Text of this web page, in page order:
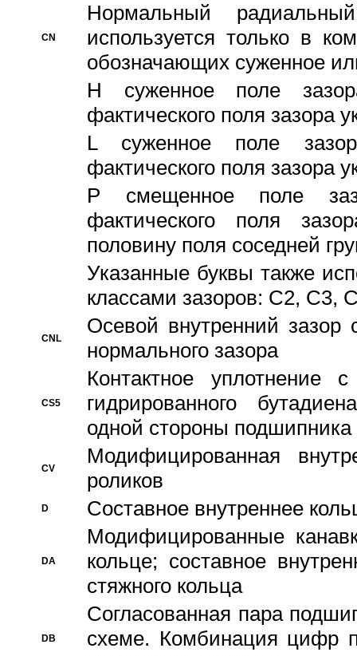
CN
Hормальный
используется только в
обозначающих суженное
H суженное поле
фактического поля зазора
L суженное поле
фактического поля зазора
P смещенное поле
фактического поля
половину поля соседней
Указанные буквы также
классами зазоров: С2,
CNL
Осевой внутренний зазор
нормального зазора
CS5
Контактное уплотнение
гидрированного
одной стороны подшипника
CV
Модифицированная
роликов
D Составное внутреннее
DA
Модифицированные
кольце; составное
стяжного кольца
DB
Согласованная пара
схеме. Комбинация цифр